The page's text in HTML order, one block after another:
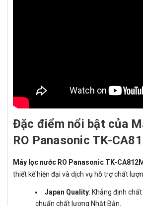
Đặc điểm nổi bật của
RO Panasonic TK-
Máy lọc nước RO Panasonic TK-
thiết kế hiện đại và dịch vụ hỗ trợ chất
Japan Quality: Khẳng định
chuẩn chất lượng Nhật Bản.